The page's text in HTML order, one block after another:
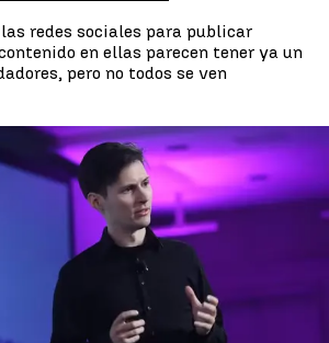
redes sociales para publicar
en ellas parecen tener ya un
pero no todos se ven